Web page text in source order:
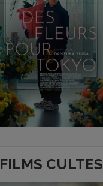
FILMS CULTES